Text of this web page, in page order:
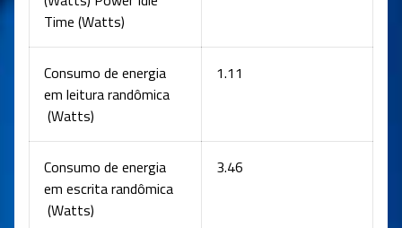
Time (Watts)
Consumo de energia
em leitura randômica
(Watts)
1.11
Consumo de energia
em escrita randômica
(Watts)
3.46